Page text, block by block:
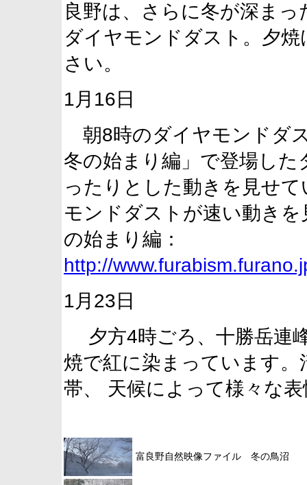
良野は、さらに冬が深ま
ダイヤモンドダスト。夕
さい。
1月16日
朝8時のダイヤモンドダ
冬の始まり編」で登場し
ったりとした動きを見せ
モンドダストが速い動き
の始まり編：
http://
1月23日
夕方4時ごろ、十勝岳連
焼で紅に染まっています。
帯、 天候によって様々な
富良野自然映像ファイル 冬の鳥沼